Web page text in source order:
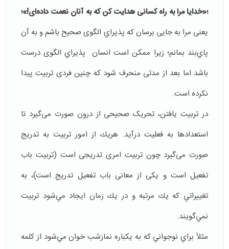
؛«خدایا مرا به راه کسانی هدایت کن که به آنان نعمت داده‌ای!»؛
یعنی مرا به جایی برسان که پذیراي الگوی صحیح باشم و به آن
پاي‌بند بمانم؛ زیرا ممکن است انسان پذيراي الگوی درست
باشد اما بعد از مدتی منحرف شود كه چنین فردی تربیت پیدا
نکرده است.
در تربیت یافتن، تحریک صحیحی از درون صورت می‌گیرد تا
استعدادها به فعلیت درآيد. هريك از امور تربيت به تدریج
صورت می‌گیرد چون تربیت امری تدریجی است (تربیت باب
تفعیل است و یکی از معانی باب تفعیل تدریج است)، به
تغييراتي كه يك مرتبه و در يك زمان ايجاد مي‌شود تربيت
نمي‌گويند.
مثلاً براي نوجواني كه به یکباره نمازشب خوان مي‌شود از كلمه